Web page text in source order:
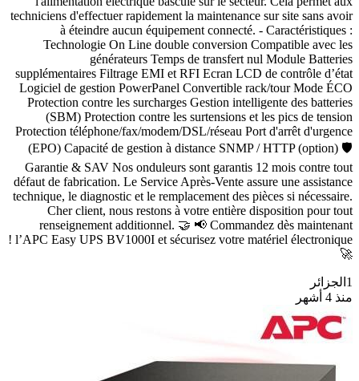
techniciens d'effectuer rapidement la maintenance sur site sans avoir
à éteindre aucun équipement connecté. - Caractéristiques :
Technologie On Line double conversion Compatible avec les
générateurs Temps de transfert nul Module Batteries
supplémentaires Filtrage EMI et RFI Ecran LCD de contrôle d’état
Logiciel de gestion PowerPanel Convertible rack/tour Mode ÉCO
Protection contre les surcharges Gestion intelligente des batteries
(SBM) Protection contre les surtensions et les pics de tension
Protection téléphone/fax/modem/DSL/réseau Port d'arrêt d'urgence
(EPO) Capacité de gestion à distance SNMP / HTTP (option) 🛡️
Garantie & SAV Nos onduleurs sont garantis 12 mois contre tout
défaut de fabrication. Le Service Après-Vente assure une assistance
technique, le diagnostic et le remplacement des pièces si nécessaire.
Cher client, nous restons à votre entière disposition pour tout
renseignement additionnel. 🤝 📢 Commandez dès maintenant
l’APC Easy UPS BV1000I et sécurisez votre matériel électronique !
🚀
1 الجزائر
منذ 4 أشهر